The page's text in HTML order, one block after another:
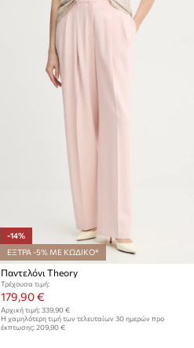
-14%
ΕΞΤΡΑ -5% ΜΕ ΚΩΔΙΚΟ*
Παντελόνι Theory
Τρέχουσα τιμή:
179,90 €
Αρχική τιμή: 339,90 €
Η χαμηλότερη τιμή των τελευταίων 30 ημερών προ
έκπτωσης: 209,90 €